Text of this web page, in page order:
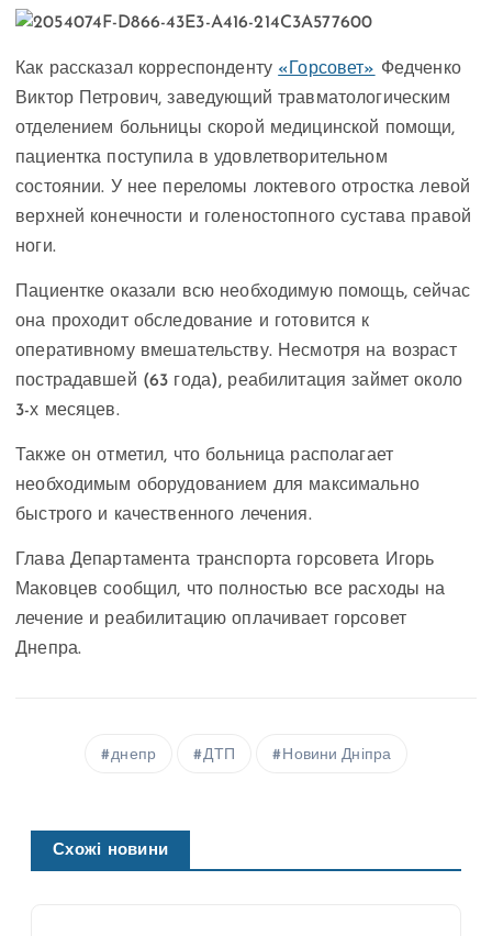
Как рассказал корреспонденту «Горсовет» Федченко
Виктор Петрович, заведующий травматологическим
отделением больницы скорой медицинской помощи,
пациентка поступила в удовлетворительном
состоянии. У нее переломы локтевого отростка левой
верхней конечности и голеностопного сустава правой
ноги.
Пациентке оказали всю необходимую помощь, сейчас
она проходит обследование и готовится к
оперативному вмешательству. Несмотря на возраст
пострадавшей (63 года), реабилитация займет около
3-х месяцев.
Также он отметил, что больница располагает
необходимым оборудованием для максимально
быстрого и качественного лечения.
Глава Департамента транспорта горсовета Игорь
Маковцев сообщил, что полностью все расходы на
лечение и реабилитацию оплачивает горсовет
Днепра.
днепр ДТП Новини Дніпра
Схожі новини